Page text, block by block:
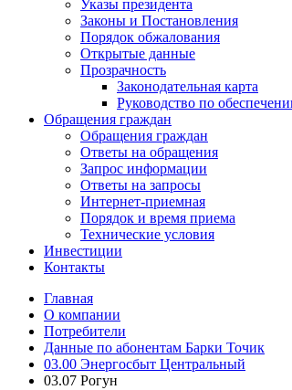
Указы президента
Законы и Постановления
Порядок обжалования
Открытые данные
Прозрачность
Законодательная карта
Руководство по
Обращения граждан
Обращения граждан
Ответы на обращения
Запрос информации
Ответы на запросы
Интернет-приемная
Порядок и время приема
Технические условия
Инвестиции
Контакты
Главная
О компании
Потребители
Данные по абонентам Барки Точик
03.00 Энергосбыт Центральный
03.07 Рогун